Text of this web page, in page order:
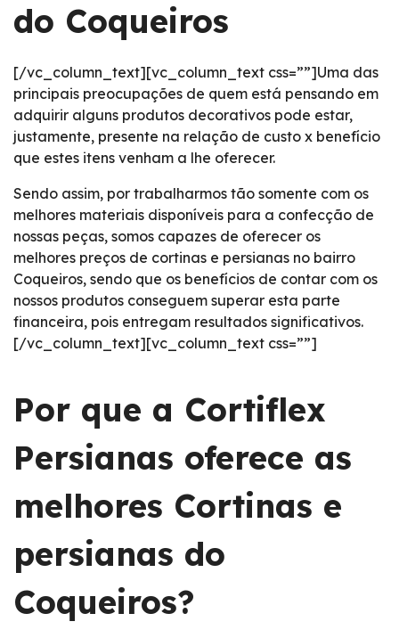
do Coqueiros
[/vc_column_text][vc_column_text css=””]Uma das
principais preocupações de quem está pensando em
adquirir alguns produtos decorativos pode estar,
justamente, presente na relação de custo x benefício
que estes itens venham a lhe oferecer.
Sendo assim, por trabalharmos tão somente com os
melhores materiais disponíveis para a confecção de
nossas peças, somos capazes de oferecer os
melhores preços de cortinas e persianas no bairro
Coqueiros, sendo que os benefícios de contar com os
nossos produtos conseguem superar esta parte
financeira, pois entregam resultados significativos.
[/vc_column_text][vc_column_text css=””]
Por que a Cortiflex
Persianas oferece as
melhores Cortinas e
persianas do
Coqueiros?